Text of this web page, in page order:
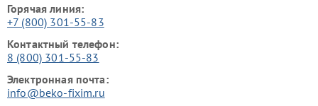
Горячая линия:
+7 (800) 301-55-83
Контактный телефон:
8 (800) 301-55-83
Электронная почта:
info@beko-fixim.ru